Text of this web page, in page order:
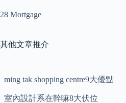
28 Mortgage
其他文章推介
ming tak shopping centre9大優點
室內設計系在幹嘛8大伏位